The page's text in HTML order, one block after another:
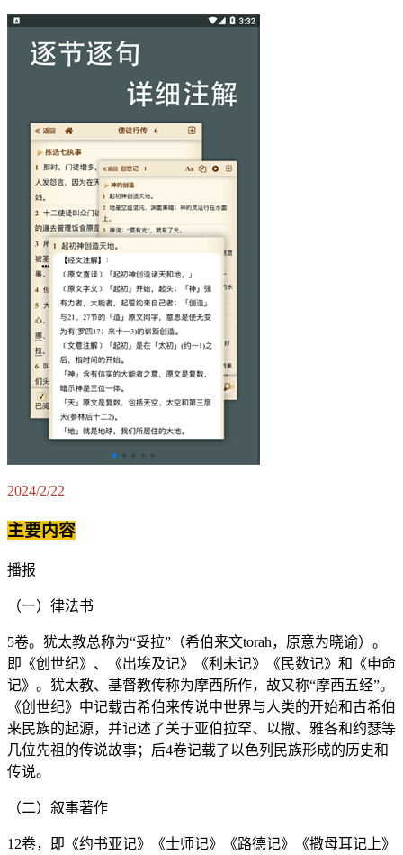
2024/2/22
主要内容
播报
（一）律法书
5卷。犹太教总称为“妥拉”（希伯来文torah，原意为晓谕）。
即《创世纪》、《出埃及记》《利未记》《民数记》和《申命
记》。犹太教、基督教传称为摩西所作，故又称“摩西五经”。
《创世纪》中记载古希伯来传说中世界与人类的开始和古希伯
来民族的起源，并记述了关于亚伯拉罕、以撒、雅各和约瑟等
几位先祖的传说故事；后4卷记载了以色列民族形成的历史和
传说。
（二）叙事著作
12卷，即《约书亚记》《士师记》《路德记》《撒母耳记上》